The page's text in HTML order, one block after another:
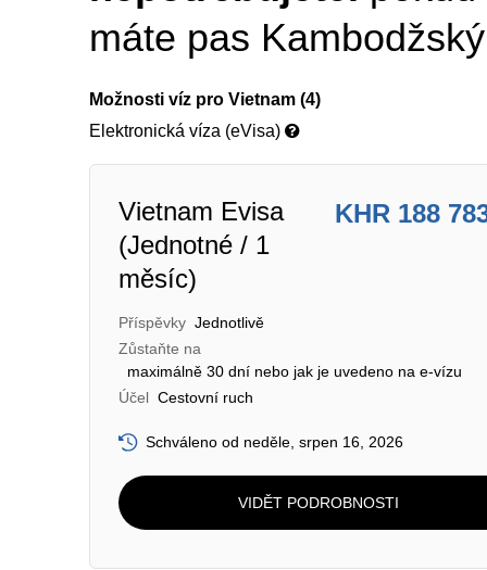
máte pas Kambodžský
Možnosti víz pro Vietnam (4)
Elektronická víza (eVisa)
Vietnam Evisa
(Jednotné / 1
měsíc)
KHR 188
Příspěvky Jednotlivě
Zůstaňte na
maximálně 30 dní nebo jak je uvedeno na e-vízu
Účel Cestovní ruch
Schváleno od neděle, srpen 16, 2026
VIDĚT PODROBNOSTI